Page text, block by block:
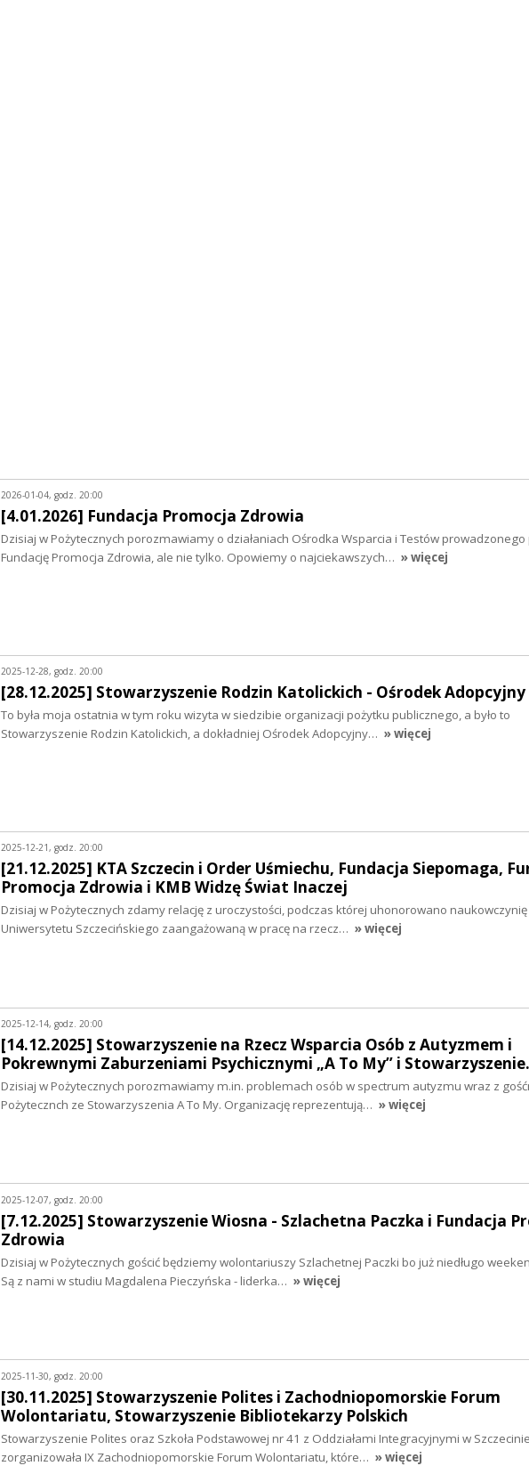
2026-01-04, godz. 20:00
[4.01.2026] Fundacja Promocja Zdrowia
Dzisiaj w Pożytecznych porozmawiamy o działaniach Ośrodka Wsparcia i Testów prowadzonego
Fundację Promocja Zdrowia, ale nie tylko. Opowiemy o najciekawszych… » więcej
2025-12-28, godz. 20:00
[28.12.2025] Stowarzyszenie Rodzin Katolickich - Ośrodek Adopcyjny
To była moja ostatnia w tym roku wizyta w siedzibie organizacji pożytku publicznego, a było to
Stowarzyszenie Rodzin Katolickich, a dokładniej Ośrodek Adopcyjny… » więcej
2025-12-21, godz. 20:00
[21.12.2025] KTA Szczecin i Order Uśmiechu, Fundacja Siepomaga,
Promocja Zdrowia i KMB Widzę Świat Inaczej
Dzisiaj w Pożytecznych zdamy relację z uroczystości, podczas której uhonorowano naukowczynię
Uniwersytetu Szczecińskiego zaangażowaną w pracę na rzecz… » więcej
2025-12-14, godz. 20:00
[14.12.2025] Stowarzyszenie na Rzecz Wsparcia Osób z Autyzmem i
Pokrewnymi Zaburzeniami Psychicznymi „A To My” i
Dzisiaj w Pożytecznych porozmawiamy m.in. problemach osób w spectrum autyzmu wraz z
Pożytecznch ze Stowarzyszenia A To My. Organizację reprezentują… » więcej
2025-12-07, godz. 20:00
[7.12.2025] Stowarzyszenie Wiosna - Szlachetna Paczka i Fundacja
Zdrowia
Dzisiaj w Pożytecznych gościć będziemy wolontariuszy Szlachetnej Paczki bo już niedługo
Są z nami w studiu Magdalena Pieczyńska - liderka… » więcej
2025-11-30, godz. 20:00
[30.11.2025] Stowarzyszenie Polites i Zachodniopomorskie Forum
Wolontariatu, Stowarzyszenie Bibliotekarzy Polskich
Stowarzyszenie Polites oraz Szkoła Podstawowej nr 41 z Oddziałami Integracyjnymi w Szczecinie
zorganizowała IX Zachodniopomorskie Forum Wolontariatu, które… » więcej